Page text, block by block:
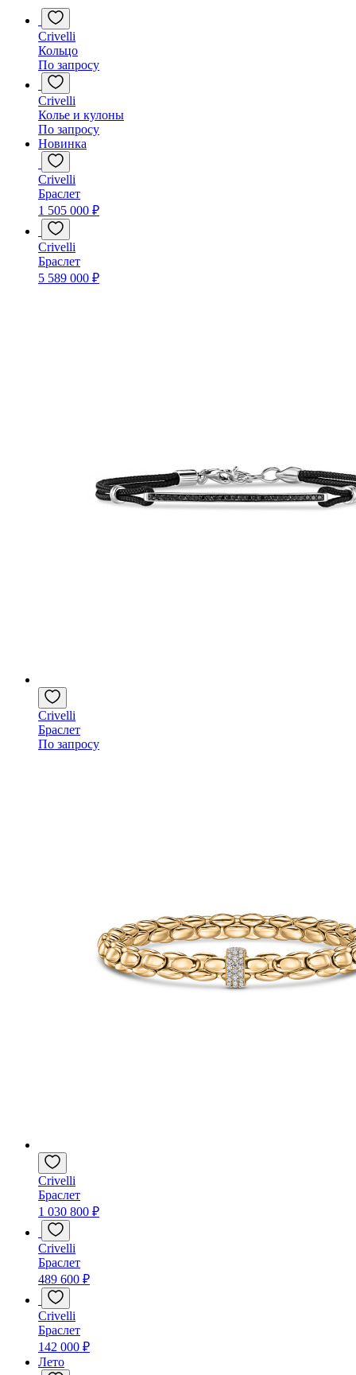
Crivelli
Кольцо
По запросу
Crivelli
Колье и кулоны
По запросу
Новинка
Crivelli
Браслет
1 505 000 ₽
Crivelli
Браслет
5 589 000 ₽
Crivelli
Браслет
По запросу
Crivelli
Браслет
1 030 800 ₽
Crivelli
Браслет
489 600 ₽
Crivelli
Браслет
142 000 ₽
Лето